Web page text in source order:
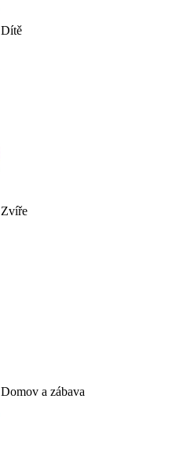
Dítě
Zvíře
Domov a zábava